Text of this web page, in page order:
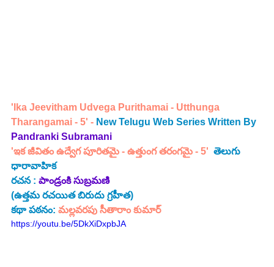
'Ika Jeevitham Udvega Purithamai - Utthunga
Tharangamai - 5' - New Telugu Web Series Written By
Pandranki Subramani
'ఇక జీవితం ఉద్వేగ పూరితమై - ఉత్తుంగ తరంగమై - 5' తెలుగు
ధారావాహిక
రచన : పాండ్రంకి సుబ్రమణి
(ఉత్తమ రచయిత బిరుదు గ్రహీత)
కథా పఠనం: మల్లవరపు సీతారాం కుమార్
https://youtu.be/5DkXiDxpbJA